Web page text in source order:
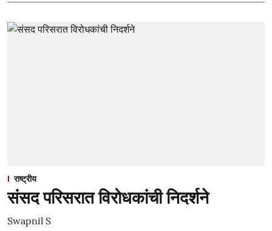
राष्ट्रीय
संसद परिसरात विरोधकांची निदर्शने
Swapnil S